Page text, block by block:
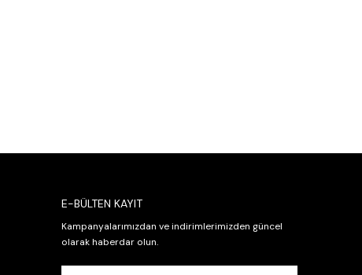
E-BÜLTEN KAYIT
Kampanyalarımızdan ve indirimlerimizden güncel
olarak haberdar olun.